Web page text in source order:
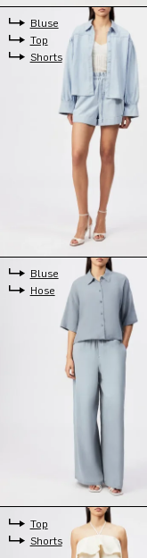
Bluse
Top
Shorts
Bluse
Hose
Top
Shorts